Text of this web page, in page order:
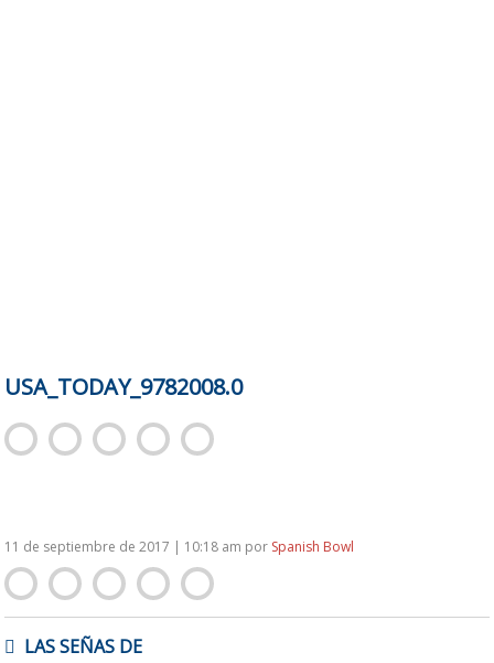
USA_TODAY_9782008.0
11 de septiembre de 2017 | 10:18 am por Spanish Bowl
NAVEGACIÓN
DELAS SEÑAS DE